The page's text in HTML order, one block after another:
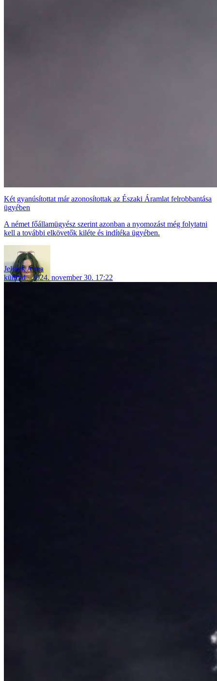
Két gyanúsítottat már azonosítottak az Északi Áramlat felrobbantása
ügyében
A német főállamügyész szerint azonban a nyomozást még folytatni
kell a további elkövetők kiléte és indítéka ügyében.
Jelinek Anna
külföld
2024. november 30. 17:22